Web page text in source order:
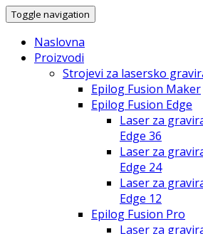
Toggle navigation
Naslovna
Proizvodi
Strojevi za lasersko
Epilog Fusion Maker
Epilog Fusion Edge
Laser za
Edge 36
Laser za
Edge 24
Laser za
Edge 12
Epilog Fusion Pro
Laser za